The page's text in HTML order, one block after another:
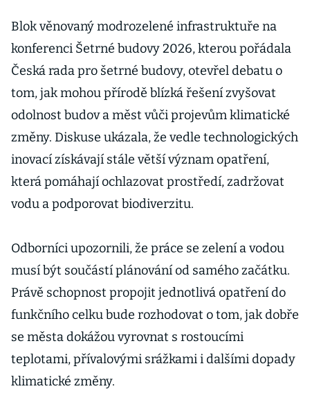
Blok věnovaný modrozelené infrastruktuře na
konferenci Šetrné budovy 2026, kterou pořádala
Česká rada pro šetrné budovy, otevřel debatu o
tom, jak mohou přírodě blízká řešení zvyšovat
odolnost budov a měst vůči projevům klimatické
změny. Diskuse ukázala, že vedle technologických
inovací získávají stále větší význam opatření,
která pomáhají ochlazovat prostředí, zadržovat
vodu a podporovat biodiverzitu.
Odborníci upozornili, že práce se zelení a vodou
musí být součástí plánování od samého začátku.
Právě schopnost propojit jednotlivá opatření do
funkčního celku bude rozhodovat o tom, jak dobře
se města dokážou vyrovnat s rostoucími
teplotami, přívalovými srážkami i dalšími dopady
klimatické změny.